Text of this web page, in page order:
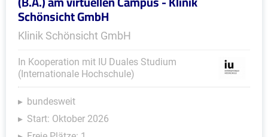
Schönsicht GmbH
Klinik Schönsicht GmbH
In Kooperation mit IU Duales Studium
(Internationale Hochschule)
bundesweit
Start: Oktober 2026